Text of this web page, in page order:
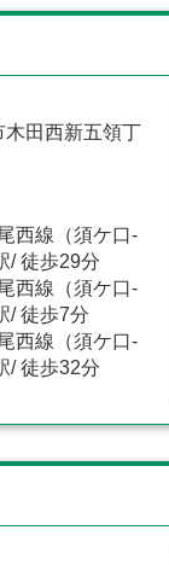
木田西新五領丁
西線（須ケ口-
/ 徒歩29分
西線（須ケ口-
/ 徒歩7分
西線（須ケ口-
/ 徒歩32分